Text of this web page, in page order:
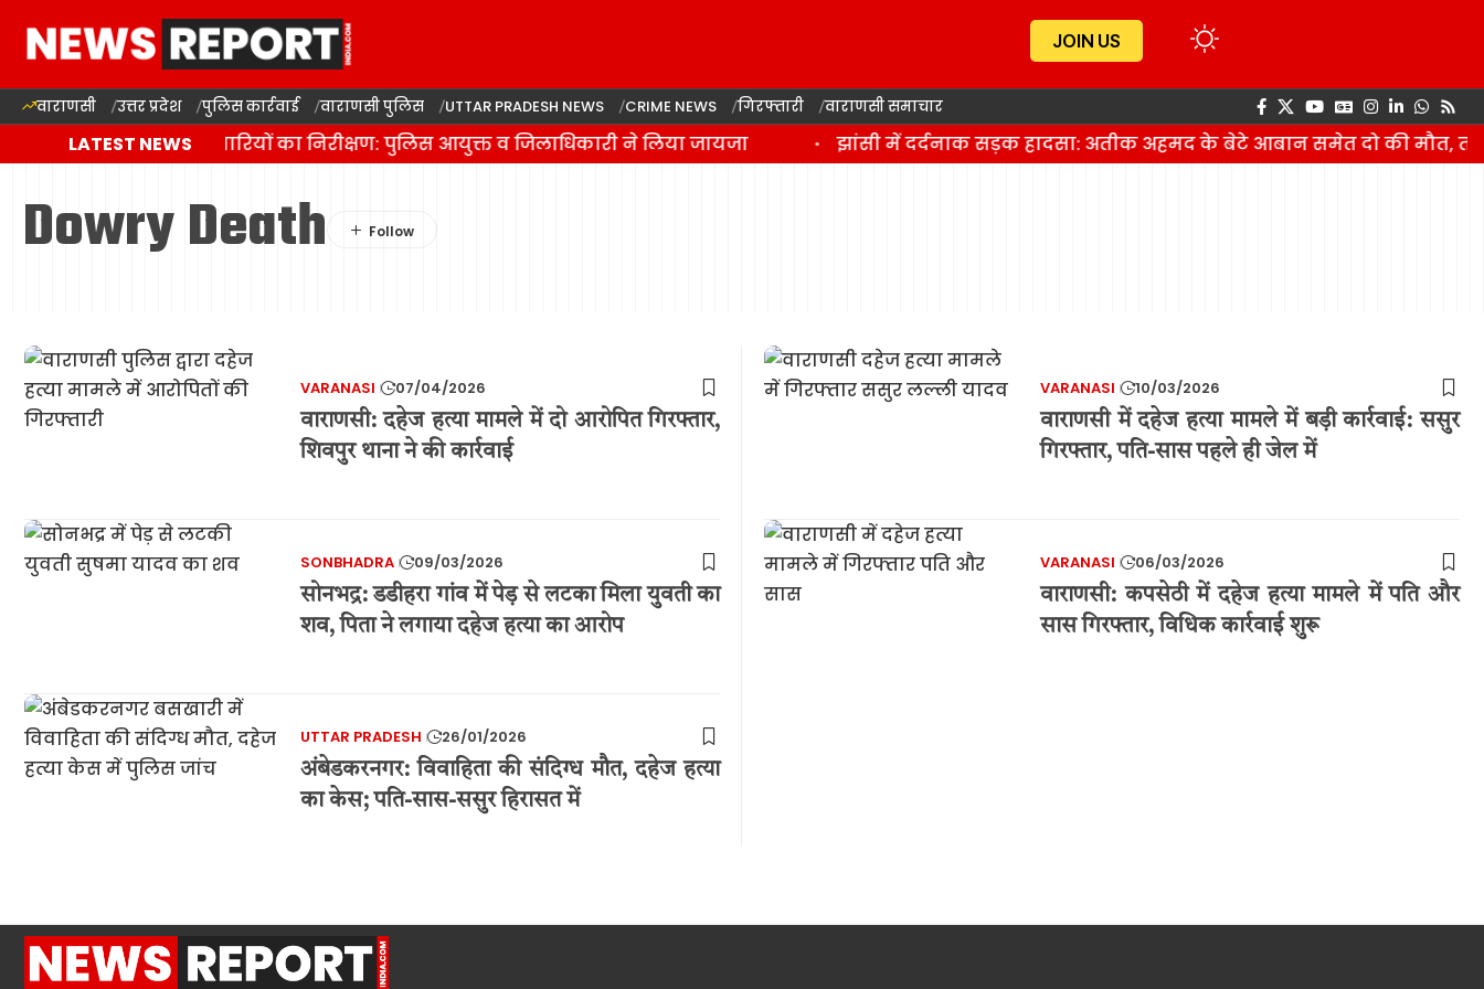
JOIN US
वाराणसी उत्तर प्रदेश पुलिस कार्रवाई वाराणसी पुलिस UTTAR PRADESH NEWS CRIME NEWS गिरफ्तारी वाराणसी समाचार
LATEST NEWS
में कांवड़ यात्रा की तैयारियों का निरीक्षण: पुलिस आयुक्त व जिलाधिकारी ने लिया जायजा झांसी में दर्दनाक सड़क हादसा: अतीक अहमद के बेटे आबान समेत दो की मौत,
Dowry Death
VARANASI 07/04/2026
वाराणसी: दहेज हत्या मामले में दो आरोपित गिरफ्तार,
शिवपुर थाना ने की कार्रवाई
VARANASI 10/03/2026
वाराणसी में दहेज हत्या मामले में बड़ी कार्रवाई: ससुर
गिरफ्तार, पति-सास पहले ही जेल में
SONBHADRA 09/03/2026
सोनभद्र: डडीहरा गांव में पेड़ से लटका मिला युवती का
शव, पिता ने लगाया दहेज हत्या का आरोप
VARANASI 06/03/2026
वाराणसी: कपसेठी में दहेज हत्या मामले में पति और
सास गिरफ्तार, विधिक कार्रवाई शुरू
UTTAR PRADESH 26/01/2026
अंबेडकरनगर: विवाहिता की संदिग्ध मौत, दहेज हत्या
का केस; पति-सास-ससुर हिरासत में